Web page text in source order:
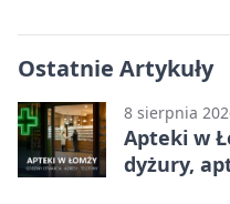
Ostatnie Artykuły
8 sierpnia
Apteki w
dyżury,